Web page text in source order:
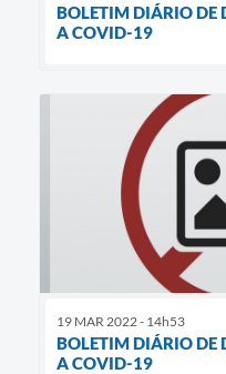
BOLETIM DIÁRIO DE
A COVID-19
19 MAR 2022 - 14h53
BOLETIM DIÁRIO DE
A COVID-19